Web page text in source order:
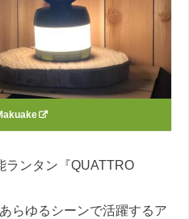
ランタン『QUATTRO
らゆるシーンで活躍するア